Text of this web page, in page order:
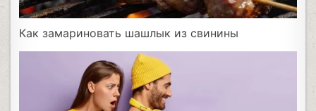
Как замариновать шашлык из свинины